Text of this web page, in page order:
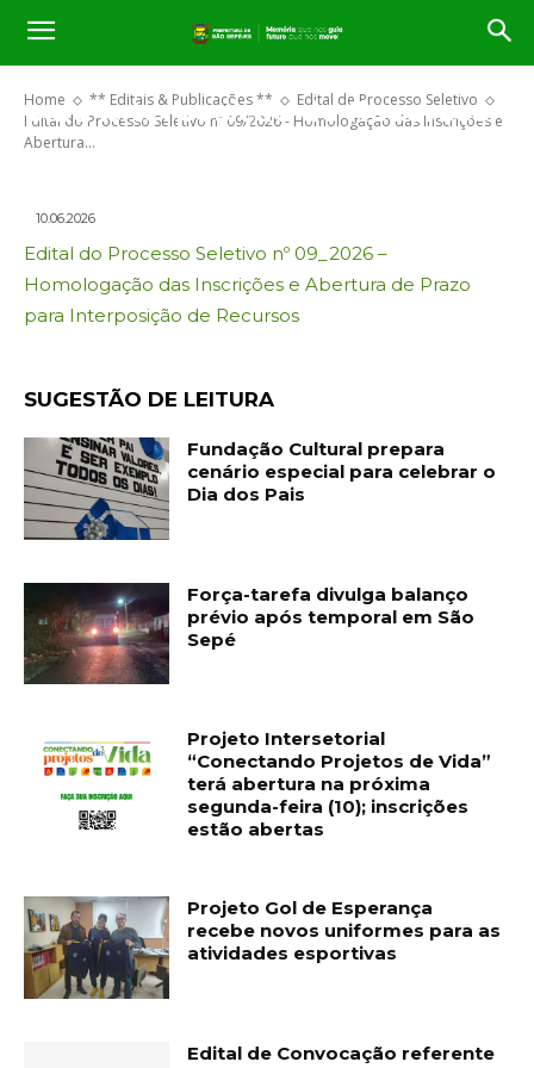
Home ** Editais & Publicações **
Edital de Processo Seletivo
Edital do Processo Seletivo nº 09/2026 - Homologação das Inscrições e
Abertura...
09/2026 – Homologação das
Inscrições e Abertura de Prazo
para Interposição de Recursos
10.06.2026
Edital do Processo Seletivo nº 09_2026 –
Homologação das Inscrições e Abertura de Prazo
para Interposição de Recursos
SUGESTÃO DE LEITURA
Fundação Cultural prepara
cenário especial para celebrar o
Dia dos Pais
Força-tarefa divulga balanço
prévio após temporal em São
Sepé
Projeto Intersetorial
“Conectando Projetos de Vida”
terá abertura na próxima
segunda-feira (10); inscrições
estão abertas
Projeto Gol de Esperança
recebe novos uniformes para as
atividades esportivas
Edital de Convocação referente